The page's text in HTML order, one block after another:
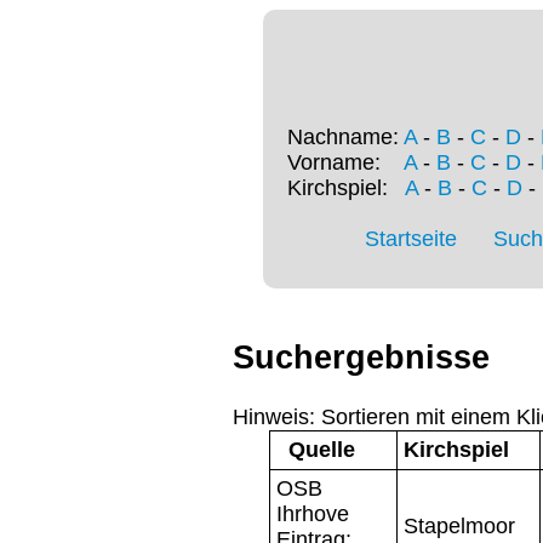
Nachname: A- B - C - D -
Vorname: A- B - C - D -
Kirchspiel: A- B - C - D-
Startseite
Suchergebnisse
Hinweis: Sortieren mit einem
Quelle
Kirchspiel
OSB
Ihrhove
Stapelmoor